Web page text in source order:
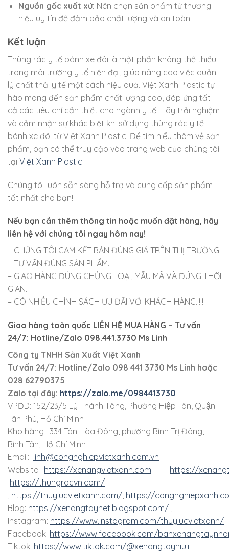
Nguồn gốc xuất xứ: Nên chọn sản phẩm từ thương
hiệu uy tín để đảm bảo chất lượng và an toàn.
Kết luận
Thùng rác y tế bánh xe đôi là một phần không thể thiếu
trong môi trường y tế hiện đại, giúp nâng cao việc quản
lý chất thải y tế một cách hiệu quả. Việt Xanh Plastic tự
hào mang đến sản phẩm chất lượng cao, đáp ứng tất
cả các tiêu chí cần thiết cho ngành y tế. Hãy trải nghiệm
và cảm nhận sự khác biệt khi sử dụng thùng rác y tế
bánh xe đôi từ Việt Xanh Plastic. Để tìm hiểu thêm về sản
phẩm, bạn có thể truy cập vào trang web của chúng tôi
tại Việt Xanh Plastic.
Chúng tôi luôn sẵn sàng hỗ trợ và cung cấp sản phẩm
tốt nhất cho bạn!
Nếu bạn cần thêm thông tin hoặc muốn đặt hàng, hãy
liên hệ với chúng tôi ngay hôm nay!
– CHÚNG TÔI CAM KẾT BÁN ĐÚNG GIÁ TRÊN THỊ TRƯỜNG.
– TƯ VẤN ĐÚNG SẢN PHẨM.
– GIAO HÀNG ĐÚNG CHỦNG LOẠI, MẪU MÃ VÀ ĐÚNG THỜI
GIAN.
– CÓ NHIỀU CHÍNH SÁCH ƯU ĐÃI VỚI KHÁCH HÀNG.!!!!
Giao hàng toàn quốc LIÊN HỆ MUA HÀNG – Tư vấn
24/7: Hotline/Zalo 098.441.3730 Ms Linh
Công ty TNHH Sản Xuất Việt Xanh
Tư vấn 24/7: Hotline/Zalo 098 441 3730 Ms Linh hoặc
028 62790375
Zalo tại đây: https://zalo.me/0984413730
VPĐD: 152/23/5 Lý Thánh Tông, Phường Hiệp Tân, Quận
Tân Phú, Hồ Chí Minh
Kho hàng : 334 Tân Hòa Đông, phường Bình Trị Đông,
Bình Tân, Hồ Chí Minh
Email: linh@congnghiepvietxanh.com.vn
Website: https://xenangvietxanh.com
https://
https://thungracvn.com/
, https://thuylucvietxanh.com/, https://
Blog: https://xenangtaynet.blogspot.com/ ,
Instagram: https://www.instagram.com/thuylucvietxanh/
Facebook: https://www.facebook.com/
Tiktok: https://www.tiktok.com/@xenangtayniuli